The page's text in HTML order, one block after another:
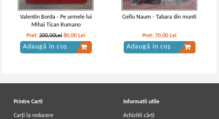
Valentin Borda - Pe urmele lui
Mihai Tican Rumano
Pret:200,00Lei 80,00 Lei
Adaugă în coș
Gellu Naum - Tabara din munti
Pret:70,00 Lei
Adaugă în coș
Printre Carti
Carți la reducere
Informatii utile
Achizitii cărți